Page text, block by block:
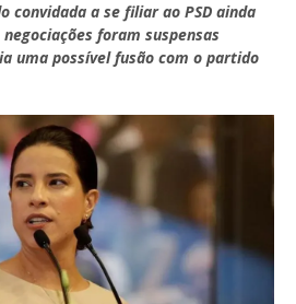
convidada a se filiar ao PSD ainda
foram suspensas
uma possível fusão com o partido